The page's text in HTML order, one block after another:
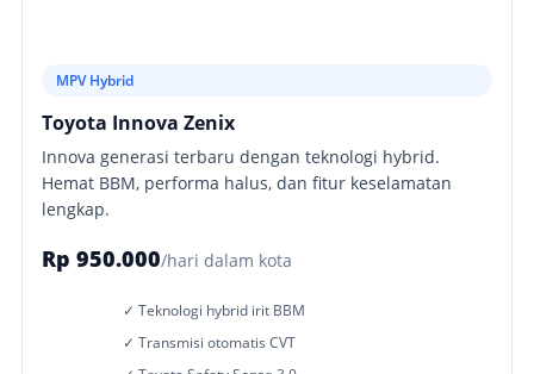
MPV Hybrid
Toyota Innova Zenix
Innova generasi terbaru dengan teknologi hybrid.
Hemat BBM, performa halus, dan fitur keselamatan
lengkap.
Rp 950.000/hari dalam kota
✓ Teknologi hybrid irit BBM
✓ Transmisi otomatis CVT